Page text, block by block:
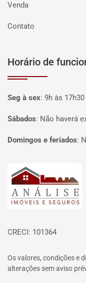
Venda
Contato
Horário de
Seg à sex: 9h às 17h30
Sábados: Não haverá
Domingos e feriados:
Página inicial
CRECI: 101364
Os valores, condições e
alterações sem aviso